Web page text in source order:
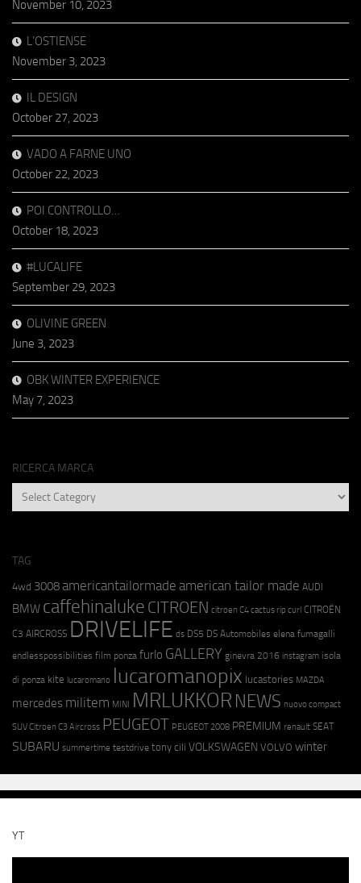
November 10, 2023
L’OSTIENSE
November 3, 2023
IL DESIGN
October 27, 2023
VADO A FARNE UNO
October 22, 2023
POI CONTROLLO…
October 18, 2023
#LUCALIFE
September 29, 2023
OLIVINE GREEN
June 3, 2023
OBK WINTER EXPERIENCE
May 7, 2023
RICERCA MARCA
RICERCA
MARCA
TAG
4wd 3008americantailormade american tailor made AUDI
BMW caffehinaluke CITROEN citroen C4 cactus rip curl CITROËN
C3 AIRCROSS DRIVELIFE ds DS5 DS Automobiles elena fumagalli
endlesspossibilities film ponza furlo GALLERY ginevra 2016 instagram isola
di ponza kite lucaromano lucaromanopix lucastories MAZDA
mercedes militem MINI MRLUKKOR NEWS nuovo compact
SUV Citroen C3 Aircross PEUGEOT PEUGEOT 2008 PREMIUM renault SEAT
SUBARU summertime testdrive tony cili VOLKSWAGEN VOLVO winter
YT